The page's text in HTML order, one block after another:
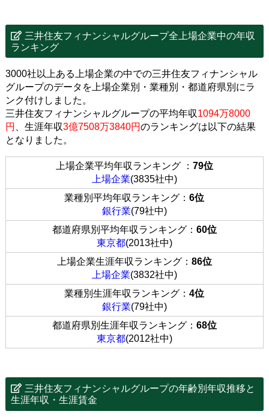
三井住友フィナンシャルグループ全上場企業中の年収
ランキング
3000社以上ある上場企業の中での三井住友フィナンシャル
グループのデータを上場企業別・業種別・都道府県別にラ
ンク付けしました。
三井住友フィナンシャルグループの平均年収1094万8000
円
、生涯年収3億7508万3840円のランキングは以下の結果
となりました。
上場企業平均年収ランキング ： 79位
上場企業(3835社中)
業種別平均年収ランキング：6位
銀行業(79社中)
都道府県別平均年収ランキング： 60位
東京都(2013社中)
上場企業生涯年収ランキング： 86位
上場企業(3832社中)
業種別生涯年収ランキング：4位
銀行業(79社中)
都道府県別生涯年収ランキング： 68位
東京都(2012社中)
三井住友フィナンシャルグループの年齢別年収推移と
生涯年収・生涯賃金